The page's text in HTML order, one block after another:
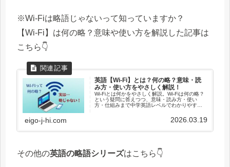
※Wi-Fiは略語じゃないって知っていますか？
【Wi-Fi】は何の略？意味や使い方を解説した記事は
こちら👇
英語【Wi-Fi】とは？何の略？意味・読
み方・使い方をやさしく解説！
Wi-Fiとは何かをやさしく解説。Wi-Fiは何の略？
という疑問に答えつつ、意味・読み方・使い
方・仕組みまで中学英語レベルでわかりやすく
eigo-j-hi.com 2026.03.19
その他の英語の略語シリーズはこちら👇